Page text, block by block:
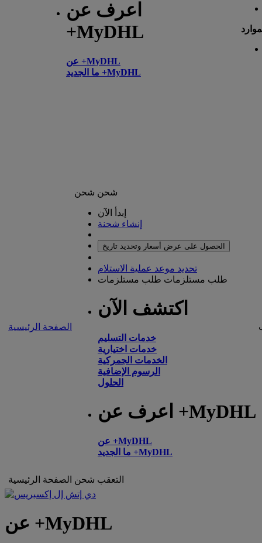
اعرف عن
+MyDHL
عن +MyDHL
ما الجديد +MyDHL
الصفحة الرئيسية
شحن شحن
إبدأ الآن
إنشاء شحنة
الحصول على عرض أسعار وتحديد تاريخ
تحديد موعد عملية الاستلام
طلب مستلزمات طلب مستلزمات
اكتشف الآن
خدمات التسليم
خدمات اختيارية
الخدمات الجمركية
الرسوم الإضافية
الحلول
اعرف عن +MyDHL
عن +MyDHL
ما الجديد +MyDHL
الصفحة الرئيسية شحن التعقب
عن +MyDHL